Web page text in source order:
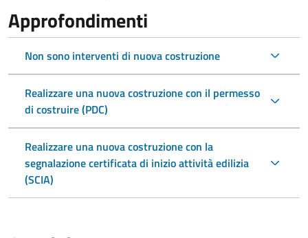
Approfondimenti
Non sono interventi di nuova costruzione
Realizzare una nuova costruzione con il permesso
di costruire (PDC)
Realizzare una nuova costruzione con la
segnalazione certificata di inizio attività edilizia
(SCIA)